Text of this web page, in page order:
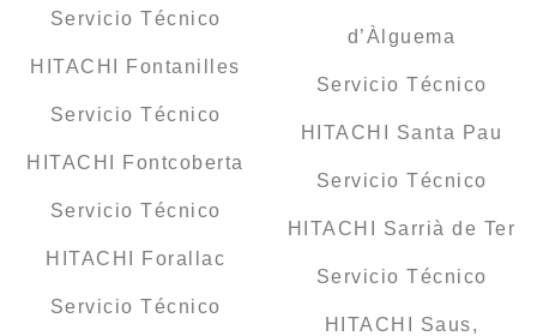
Servicio Técnico
HITACHI Fontanilles
Servicio Técnico
HITACHI Fontcoberta
Servicio Técnico
HITACHI Forallac
Servicio Técnico
d’Àlguema
Servicio Técnico
HITACHI Santa Pau
Servicio Técnico
HITACHI Sarrià de Ter
Servicio Técnico
HITACHI Saus,